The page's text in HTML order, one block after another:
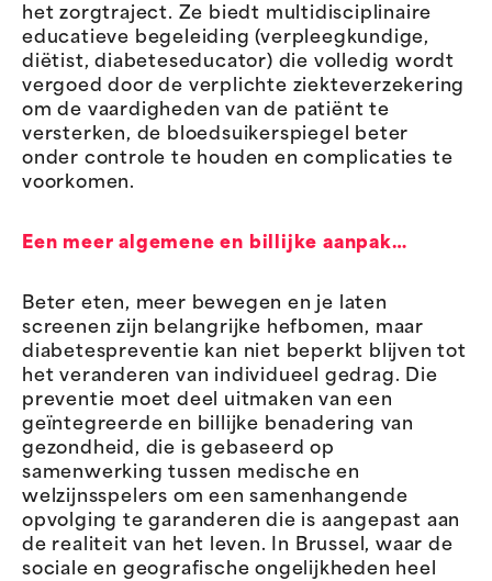
het zorgtraject. Ze biedt multidisciplinaire
educatieve begeleiding (verpleegkundige,
diëtist, diabeteseducator) die volledig wordt
vergoed door de verplichte ziekteverzekering
om de vaardigheden van de patiënt te
versterken, de bloedsuikerspiegel beter
onder controle te houden en complicaties te
voorkomen.
Een meer algemene en billijke aanpak…
Beter eten, meer bewegen en je laten
screenen zijn belangrijke hefbomen, maar
diabetespreventie kan niet beperkt blijven tot
het veranderen van individueel gedrag. Die
preventie moet deel uitmaken van een
geïntegreerde en billijke benadering van
gezondheid, die is gebaseerd op
samenwerking tussen medische en
welzijnsspelers om een samenhangende
opvolging te garanderen die is aangepast aan
de realiteit van het leven. In Brussel, waar de
sociale en geografische ongelijkheden heel